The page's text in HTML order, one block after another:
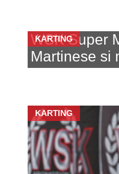
KARTING
WSK Super
Martinese si
KARTING